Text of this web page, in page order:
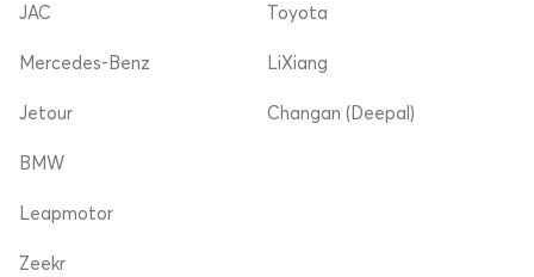
JAC
Mercedes-Benz
Jetour
Toyota
LiXiang
Changan (Deepal)
BMW
Leapmotor
Zeekr